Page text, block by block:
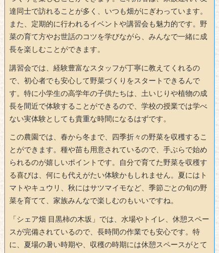
達同士で訪れることが多く、いつも畑がにぎわっています。
また、定期的に行われるイベントや講習会も魅力的です。野
菜の育て方やお世話のコツを学びながら、みんなで一緒に成
長を楽しむことができます。
講習会では、経験豊富なスタッフが丁寧に教えてくれるの
で、初心者でも安心して野菜づくりをスタートできるんで
す。特に小学生の高学年の子供たちは、土いじりや植物の成
長を間近で体験することができるので、学校の授業では学べ
ない実体験としても貴重な時間になるはずです。
この農園では、春から冬まで、四季折々の野菜を収穫するこ
とができます。種や苗も用意されているので、手ぶらで始め
られるのが嬉しいポイントです。自分で育てた野菜を収穫す
る喜びは、何にも代えがたい体験かもしれません。夏にはト
マトやキュウリ、秋にはサツマイモなど、季節ごとの旬の野
菜を育てて、家族みんなで楽しむのもいいですね。
「シェア畑 目黒柿の木坂」では、水場やトイレ、休憩スペー
スが完備されているので、長時間の作業でも安心です。特
に、夏場の暑い時期や、収穫の時期には休憩スペースがとて